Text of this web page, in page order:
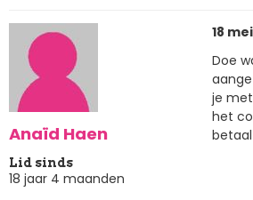
Anaïd Haen
Lid sinds
18 jaar 4 maanden
18
Doe
je
het